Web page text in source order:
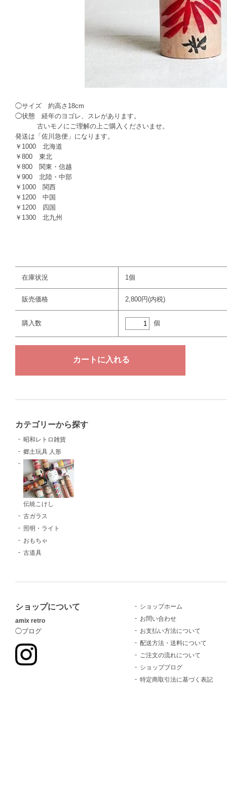
◯サイズ 約高さ18cm
◯状態 経年のヨゴレ、スレがあります。
古いモノにご理解の上ご購入くださいませ。
発送は「佐川急便」になります。
￥1000 北海道
￥800 東北
￥800 関東・信越
￥900 北陸・中部
￥1000 関西
￥1200 中国
￥1200 四国
￥1300 北九州
在庫状況 1個
販売価格 2,800円(内税)
購入数 個
カテゴリーから探す
昭和レトロ雑貨
郷土玩具 人形
伝統こけし
古ガラス
照明・ライト
おもちゃ
古道具
ショップについて
amix retro
◯ブログ
ショップホーム
お問い合わせ
お支払い方法について
配送方法・送料について
ご注文の流れについて
ショップブログ
特定商取引法に基づく表記